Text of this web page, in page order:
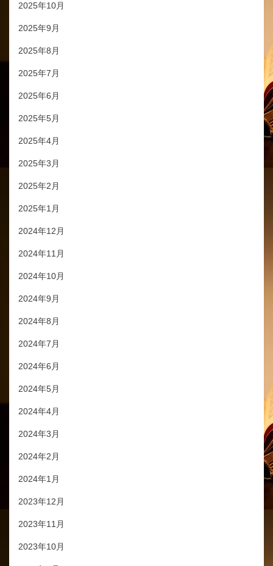
2025年10月
2025年9月
2025年8月
2025年7月
2025年6月
2025年5月
2025年4月
2025年3月
2025年2月
2025年1月
2024年12月
2024年11月
2024年10月
2024年9月
2024年8月
2024年7月
2024年6月
2024年5月
2024年4月
2024年3月
2024年2月
2024年1月
2023年12月
2023年11月
2023年10月